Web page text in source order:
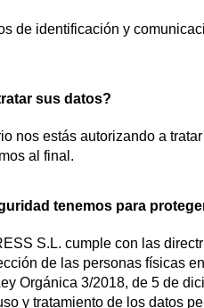
de identificación y
sus datos?
nos estás autorizando a
al final.
tenemos para
S.L. cumple con las
de las personas físicas
Orgánica 3/2018, de 5 de
y tratamiento de los datos